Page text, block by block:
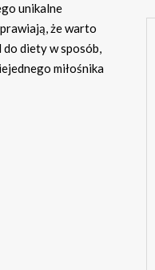
unikalne
że warto
do diety w sposób,
miłośnika